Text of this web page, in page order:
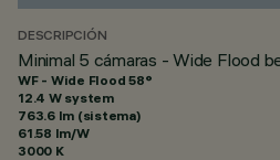
DESCRIPCIÓN
Minimal 5 cámaras - Wide Flood
WF - Wide Flood 58°
12.4 W system
763.6 lm (sistema)
61.58 lm/W
3000 K